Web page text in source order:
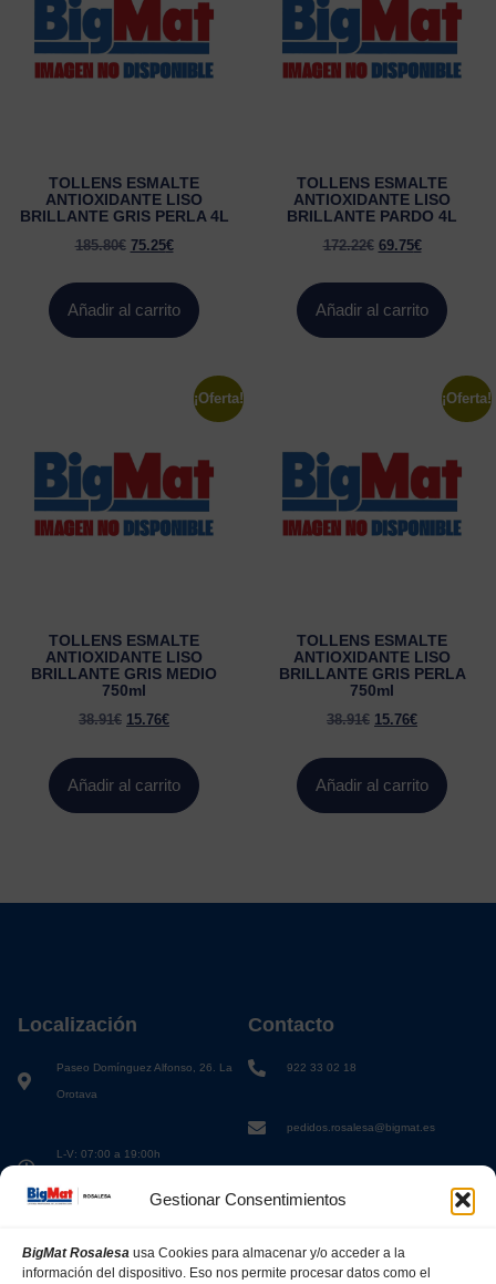
Gestionar Consentimientos
BigMat Rosalesa usa Cookies para almacenar y/o acceder a la
información del dispositivo. Eso nos permite procesar datos como el
TOLLENS ESMALTE
ANTIOXIDANTE LISO
BRILLANTE GRIS PERLA 4L
185.80€ 75.25€
Añadir al carrito
TOLLENS ESMALTE
ANTIOXIDANTE LISO
BRILLANTE PARDO 4L
172.22€ 69.75€
Añadir al carrito
¡Oferta!
TOLLENS ESMALTE
ANTIOXIDANTE LISO
BRILLANTE GRIS MEDIO
750ml
38.91€ 15.76€
Añadir al carrito
¡Oferta!
TOLLENS ESMALTE
ANTIOXIDANTE LISO
BRILLANTE GRIS PERLA
750ml
38.91€ 15.76€
Añadir al carrito
Localización
Paseo Domínguez Alfonso, 26. La
Orotava
L-V: 07:00 a 19:00h
Contacto
922 33 02 18
pedidos.rosalesa@bigmat.es